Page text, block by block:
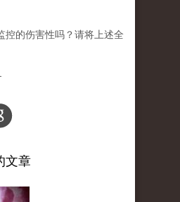
控的伤害性吗？请将上述全
文章